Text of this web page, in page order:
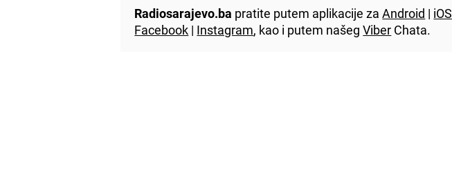
Radiosarajevo.ba pratite putem aplikacije zaAndroid | iOS
Facebook | Instagram, kao i putem našegViber Chata.